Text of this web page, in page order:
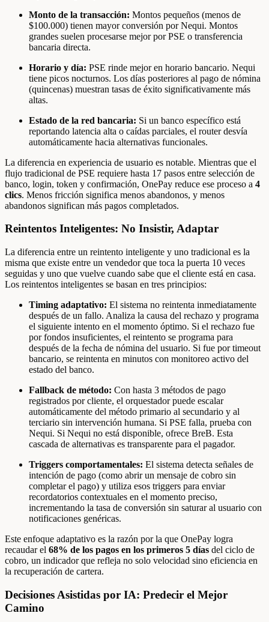
Monto de la transacción: Montos pequeños (menos de
$100.000) tienen mayor conversión por Nequi. Montos
grandes suelen procesarse mejor por PSE o transferencia
bancaria directa.
Horario y día: PSE rinde mejor en horario bancario. Nequi
tiene picos nocturnos. Los días posteriores al pago de nómina
(quincenas) muestran tasas de éxito significativamente más
altas.
Estado de la red bancaria: Si un banco específico está
reportando latencia alta o caídas parciales, el router desvía
automáticamente hacia alternativas funcionales.
La diferencia en experiencia de usuario es notable. Mientras que el
flujo tradicional de PSE requiere hasta 17 pasos entre selección de
banco, login, token y confirmación, OnePay reduce ese proceso a 4
clics. Menos fricción significa menos abandonos, y menos
abandonos significan más pagos completados.
Reintentos Inteligentes: No Insistir, Adaptar
La diferencia entre un reintento inteligente y uno tradicional es la
misma que existe entre un vendedor que toca la puerta 10 veces
seguidas y uno que vuelve cuando sabe que el cliente está en casa.
Los reintentos inteligentes se basan en tres principios:
Timing adaptativo: El sistema no reintenta inmediatamente
después de un fallo. Analiza la causa del rechazo y programa
el siguiente intento en el momento óptimo. Si el rechazo fue
por fondos insuficientes, el reintento se programa para
después de la fecha de nómina del usuario. Si fue por timeout
bancario, se reintenta en minutos con monitoreo activo del
estado del banco.
Fallback de método: Con hasta 3 métodos de pago
registrados por cliente, el orquestador puede escalar
automáticamente del método primario al secundario y al
terciario sin intervención humana. Si PSE falla, prueba con
Nequi. Si Nequi no está disponible, ofrece BreB. Esta
cascada de alternativas es transparente para el pagador.
Triggers comportamentales: El sistema detecta señales de
intención de pago (como abrir un mensaje de cobro sin
completar el pago) y utiliza esos triggers para enviar
recordatorios contextuales en el momento preciso,
incrementando la tasa de conversión sin saturar al usuario con
notificaciones genéricas.
Este enfoque adaptativo es la razón por la que OnePay logra
recaudar el 68% de los pagos en los primeros 5 días del ciclo de
cobro, un indicador que refleja no solo velocidad sino eficiencia en
la recuperación de cartera.
Decisiones Asistidas por IA: Predecir el Mejor
Camino